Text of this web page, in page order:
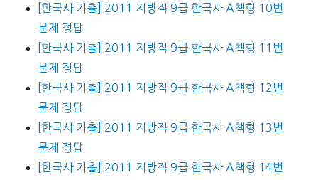
[한국사 기출] 2011 지방직 9급 한국사 A책형 10번
문제 정답
[한국사 기출] 2011 지방직 9급 한국사 A책형 11번
문제 정답
[한국사 기출] 2011 지방직 9급 한국사 A책형 12번
문제 정답
[한국사 기출] 2011 지방직 9급 한국사 A책형 13번
문제 정답
[한국사 기출] 2011 지방직 9급 한국사 A책형 14번